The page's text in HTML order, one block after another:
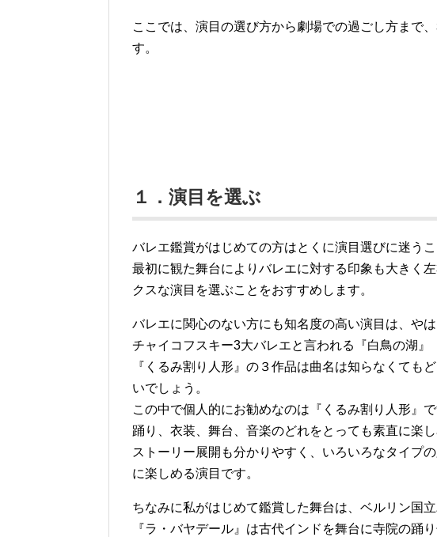
ここでは、演目の選び方から劇場での過ごし方まで
す。
１．演目を選ぶ
バレエ鑑賞がはじめての方はとくに演目選びに迷うこ
最初に観た舞台によりバレエに対する印象も大きく
クスな演目を選ぶことをおすすめします。
バレエに関心のない方にも知名度の高い演目は、やは
チャイコフスキー3大バレエと言われる『白鳥の湖』
『くるみ割り人形』の３作品は曲名は知らなくても
いでしょう。
この中で個人的にお勧めなのは『くるみ割り人形』で
踊り、衣装、舞台、音楽のどれをとっても素直に楽し
ストーリー展開も分かりやすく、いろいろなタイプ
に楽しめる演目です。
ちなみに私がはじめて鑑賞した舞台は、ベルリン国
『ラ・バヤデール』は古代インドを舞台に寺院の踊